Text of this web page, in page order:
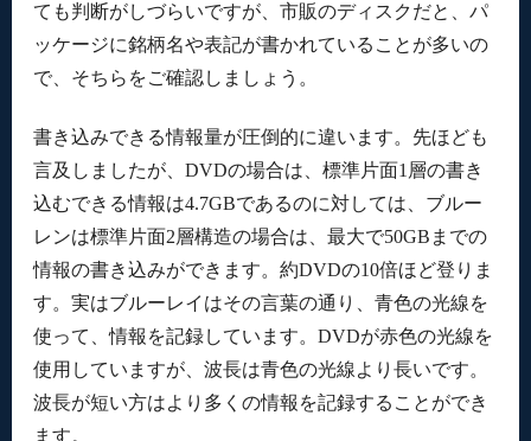
ても判断がしづらいですが、市販のディスクだと、パ
ッケージに銘柄名や表記が書かれていることが多いの
で、そちらをご確認しましょう。
書き込みできる情報量が圧倒的に違います。先ほども
言及しましたが、DVDの場合は、標準片面1層の書き
込むできる情報は4.7GBであるのに対しては、ブルー
レンは標準片面2層構造の場合は、最大で50GBまでの
情報の書き込みができます。約DVDの10倍ほど登りま
す。実はブルーレイはその言葉の通り、青色の光線を
使って、情報を記録しています。DVDが赤色の光線を
使用していますが、波長は青色の光線より長いです。
波長が短い方はより多くの情報を記録することができ
ます。